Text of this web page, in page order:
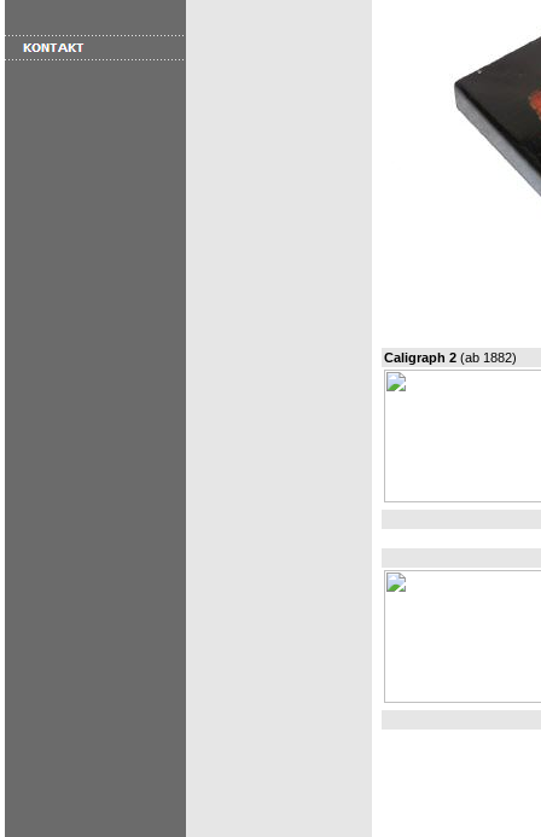
Caligraph 2 (ab 1882)